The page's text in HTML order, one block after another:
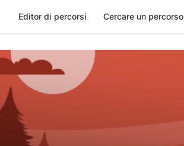
Editor di percorsi Cercare un percorso